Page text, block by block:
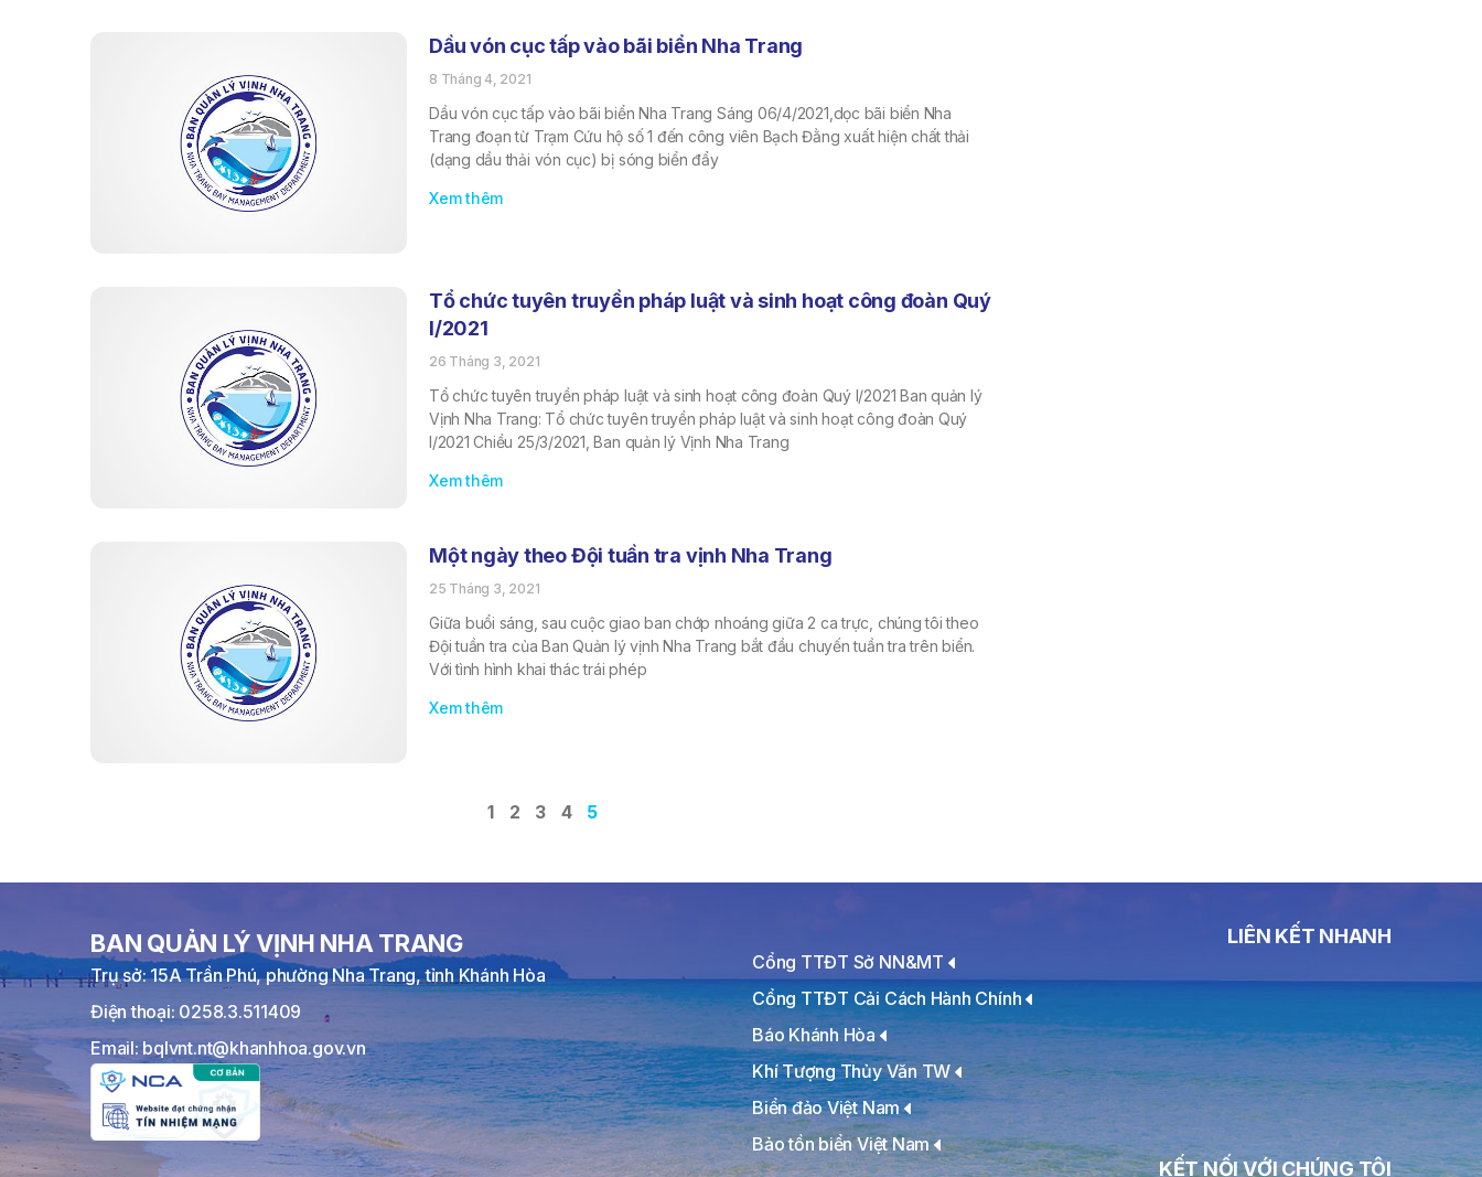
Dầu vón cục tấp vào bãi biển Nha Trang
8 Tháng 4, 2021
Dầu vón cục tấp vào bãi biển Nha Trang Sáng 06/4/2021,dọc bãi biển Nha
Trang đoạn từ Trạm Cứu hộ số 1 đến công viên Bạch Đằng xuất hiện chất thải
(dạng dầu thải vón cục) bị sóng biển đẩy
Xem thêm
Tổ chức tuyên truyền pháp luật và sinh hoạt công đoàn Quý
I/2021
26 Tháng 3, 2021
Tổ chức tuyên truyền pháp luật và sinh hoạt công đoàn Quý I/2021 Ban quản lý
Vịnh Nha Trang: Tổ chức tuyên truyền pháp luật và sinh hoạt công đoàn Quý
I/2021 Chiều 25/3/2021, Ban quản lý Vịnh Nha Trang
Xem thêm
Một ngày theo Đội tuần tra vịnh Nha Trang
25 Tháng 3, 2021
Giữa buổi sáng, sau cuộc giao ban chớp nhoáng giữa 2 ca trực, chúng tôi theo
Đội tuần tra của Ban Quản lý vịnh Nha Trang bắt đầu chuyến tuần tra trên biển.
Với tình hình khai thác trái phép
Xem thêm
1 2 3 4 5
BAN QUẢN LÝ VỊNH NHA TRANG
Trụ sở: 15A Trần Phú, phường Nha Trang, tỉnh Khánh Hòa
Điện thoại: 0258.3.511409
Email: bqlvnt.nt@khanhhoa.gov.vn
LIÊN KẾT NHANH
Cổng TTĐT Sở NN&MT
Cổng TTĐT Cải Cách Hành Chính
Báo Khánh Hòa
Khí Tượng Thủy Văn TW
Biển đảo Việt Nam
Bảo tồn biển Việt Nam
KẾT NỐI VỚI CHÚNG TÔI